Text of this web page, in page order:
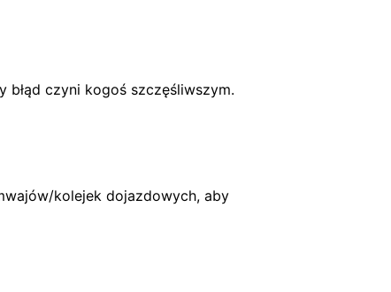
błąd czyni kogoś szczęśliwszym.
kolejek dojazdowych, aby